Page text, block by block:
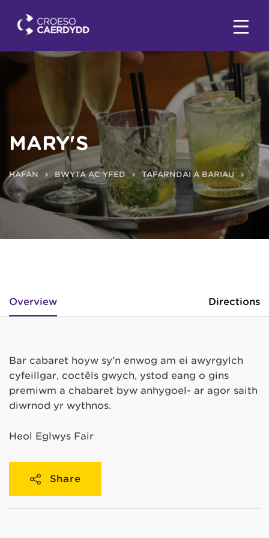
MARY'S
HAFAN BWYTA AC YFED TAFARNDAI A BARIAU
Overview Directions
Bar cabaret hoyw sy’n enwog am ei awyrgylch
cyfeillgar, coctêls gwych, ystod eang o gins
premiwm a chabaret byw anhygoel- ar agor saith
diwrnod yr wythnos.
Heol Eglwys Fair
Share